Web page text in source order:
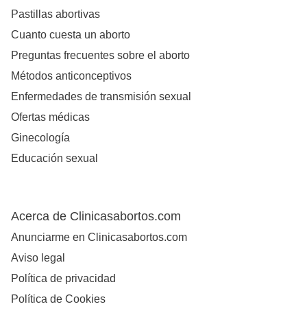
Pastillas abortivas
Cuanto cuesta un aborto
Preguntas frecuentes sobre el aborto
Métodos anticonceptivos
Enfermedades de transmisión sexual
Ofertas médicas
Ginecología
Educación sexual
Acerca de Clinicasabortos.com
Anunciarme en Clinicasabortos.com
Aviso legal
Política de privacidad
Política de Cookies